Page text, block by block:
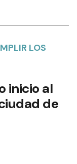
LOS
inicio al
de